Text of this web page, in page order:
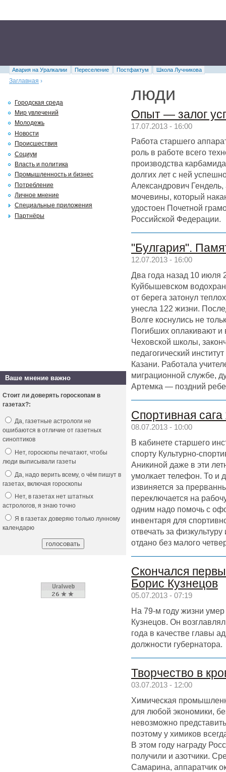
Авария на Уралкалии Переселение Постфактум
Школа Лучникова
Заглавная ›
люди
Опыт — залог
17.07.2013 - 16:00
Работа старшего
роль в работе всего
производства
долгих лет с ней
Александрович
мочевины, который
удостоен Почетной
Российской Федерации.
"Булгария".
12.07.2013 - 16:00
Два года назад 10 июля
Куйбышевском
от берега затонул
унесла 122 жизни.
Волге коснулись не
Погибших оплакивают и
Чеховской школы,
педагогический
Казани. Работала
миграционной службе,
Артемка — поздний
Спортивная
08.07.2013 - 10:00
В кабинете старшего
спорту Культурно-
Аникиной даже в эти
умолкает телефон. То и
извиняется за
переключается на
одним надо помочь с
инвентаря для
отвечать за
отдано без малого
Скончался
Борис Кузнецов
05.07.2013 - 07:19
На 79-м году жизни
Кузнецов. Он
года в качестве главы
должности губернатора.
Творчество в
03.07.2013 - 12:00
Химическая
для любой экономики,
невозможно
поэтому у химиков
В этом году награду
получили и азотчики.
Самарина, аппаратчик
Городская среда
Мир увлечений
Молодежь
Новости
Происшествия
Социум
Власть и политика
Промышленность и бизнес
Потребление
Личное мнение
Специальные приложения
Партнёры
Ваше мнение важно
Стоит ли доверять гороскопам в
газетах?:
Да, газетные астрологи не
ошибаются в отличие от газетных
синоптиков
Нет, гороскопы печатают, чтобы
люди выписывали газеты
Да, надо верить всему, о чём пишут в
газетах, включая гороскопы
Нет, в газетах нет штатных
астрологов, я знаю точно
Я в газетах доверяю только лунному
календарю